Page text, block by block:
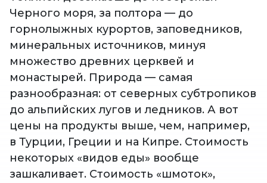
Черного моря, за полтора — до
горнолыжных курортов, заповедников,
минеральных источников, минуя
множество древних церквей и
монастырей. Природа — самая
разнообразная: от северных субтропиков
до альпийских лугов и ледников. А вот
цены на продукты выше, чем, например,
в Турции, Греции и на Кипре. Стоимость
некоторых «видов еды» вообще
зашкаливает. Стоимость «шмоток»,